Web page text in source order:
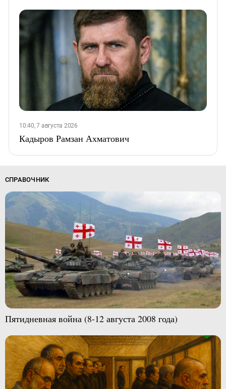
10:40, 7 августа 2026
Кадыров Рамзан Ахматович
СПРАВОЧНИК
Пятидневная война (8-12 августа 2008 года)